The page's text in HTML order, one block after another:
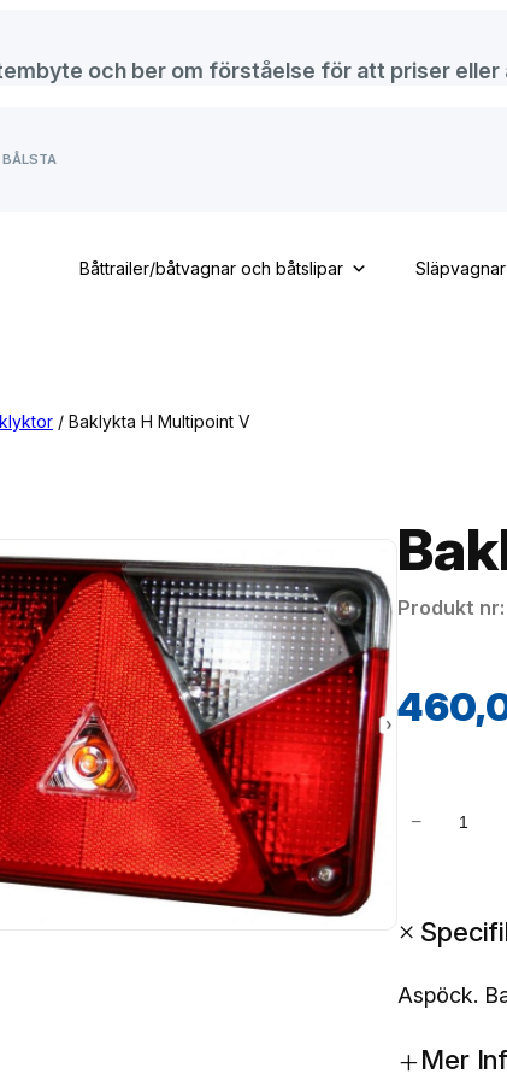
och ber om förståelse för att priser eller
BÅLSTA
Båttrailer/båtvagnar och båtslipar Släpvagnar
/ Baklykta H Multipoint V
Produkt nr
y
t
H
−
+
Aspöck.
+Mer